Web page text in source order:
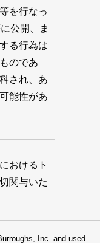
を行なっ
公開、ま
る行為は
のであ
され、あ
能性があ
おけるト
関与いた
Inc. and used